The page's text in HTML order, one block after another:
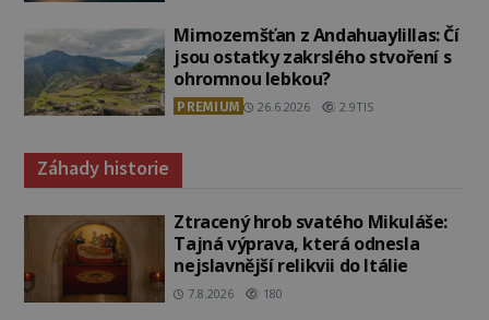
Mimozemšťan z Andahuaylillas: Čí
jsou ostatky zakrslého stvoření s
ohromnou lebkou?
PREMIUM 26.6.2026 2.9TIS
Záhady historie
Ztracený hrob svatého Mikuláše:
Tajná výprava, která odnesla
nejslavnější relikvii do Itálie
7.8.2026 180